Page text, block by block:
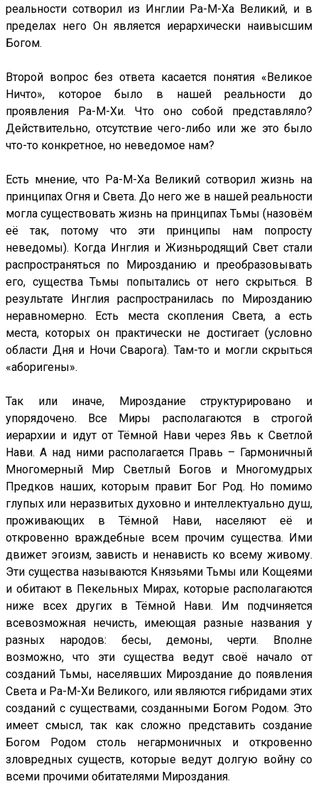
реальности сотворил из Инглии Ра-М-Ха Великий, и в
пределах него Он является иерархически наивысшим
Богом.
Второй вопрос без ответа касается понятия «Великое
Ничто», которое было в нашей реальности до
проявления Ра-М-Хи. Что оно собой представляло?
Действительно, отсутствие чего-либо или же это было
что-то конкретное, но неведомое нам?
Есть мнение, что Ра-М-Ха Великий сотворил жизнь на
принципах Огня и Света. До него же в нашей реальности
могла существовать жизнь на принципах Тьмы (назовём
её так, потому что эти принципы нам попросту
неведомы). Когда Инглия и Жизньродящий Свет стали
распространяться по Мирозданию и преобразовывать
его, существа Тьмы попытались от него скрыться. В
результате Инглия распространилась по Мирозданию
неравномерно. Есть места скопления Света, а есть
места, которых он практически не достигает (условно
области Дня и Ночи Сварога). Там-то и могли скрыться
«аборигены».
Так или иначе, Мироздание структурировано и
упорядочено. Все Миры располагаются в строгой
иерархии и идут от Тёмной Нави через Явь к Светлой
Нави. А над ними располагается Правь – Гармоничный
Многомерный Мир Светлый Богов и Многомудрых
Предков наших, которым правит Бог Род. Но помимо
глупых или неразвитых духовно и интеллектуально душ,
проживающих в Тёмной Нави, населяют её и
откровенно враждебные всем прочим существа. Ими
движет эгоизм, зависть и ненависть ко всему живому.
Эти существа называются Князьями Тьмы или Кощеями
и обитают в Пекельных Мирах, которые располагаются
ниже всех других в Тёмной Нави. Им подчиняется
всевозможная нечисть, имеющая разные названия у
разных народов: бесы, демоны, черти. Вполне
возможно, что эти существа ведут своё начало от
созданий Тьмы, населявших Мироздание до появления
Света и Ра-М-Хи Великого, или являются гибридами этих
созданий с существами, созданными Богом Родом. Это
имеет смысл, так как сложно представить создание
Богом Родом столь негармоничных и откровенно
зловредных существ, которые ведут долгую войну со
всеми прочими обитателями Мироздания.